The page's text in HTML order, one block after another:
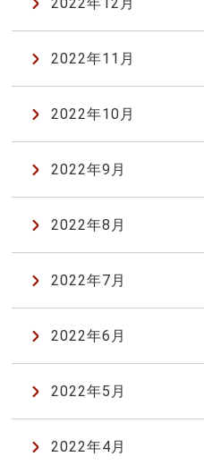
2022年12月
2022年11月
2022年10月
2022年9月
2022年8月
2022年7月
2022年6月
2022年5月
2022年4月